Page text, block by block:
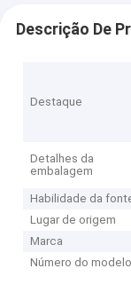
Descrição De
Destaque
Detalhes da
embalagem
Habilidade da
Lugar de origem
Marca
Número do modelo